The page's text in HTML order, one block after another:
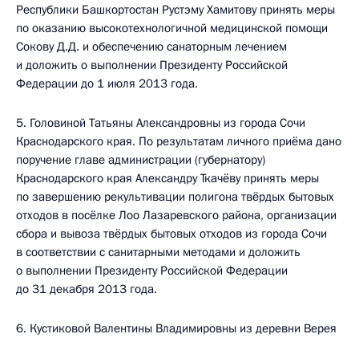
Республики Башкортостан Рустэму Хамитову принять меры
по оказанию высокотехнологичной медицинской помощи
Сокову Д.Д. и обеспечению санаторным лечением
и доложить о выполнении Президенту Российской
Федерации до 1 июля 2013 года.
5. Головиной Татьяны Александровны из города Сочи
Краснодарского края. По результатам личного приёма дано
поручение главе администрации (губернатору)
Краснодарского края Александру Ткачёву принять меры
по завершению рекультивации полигона твёрдых бытовых
отходов в посёлке Лоо Лазаревского района, организации
сбора и вывоза твёрдых бытовых отходов из города Сочи
в соответствии с санитарными методами и доложить
о выполнении Президенту Российской Федерации
до 31 декабря 2013 года.
6. Кустиковой Валентины Владимировны из деревни Верея